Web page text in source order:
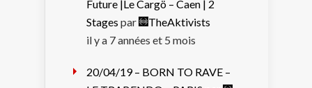
Future |Le Cargö – Caen | 2
Stages par
TheAktivists
il y a 7 années et 5 mois
20/04/19 – BORN TO RAVE –